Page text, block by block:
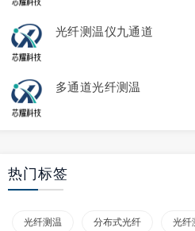
光纤测温仪九通道
多通道光纤测温
热门标签
光纤测温 分布式光纤 光纤